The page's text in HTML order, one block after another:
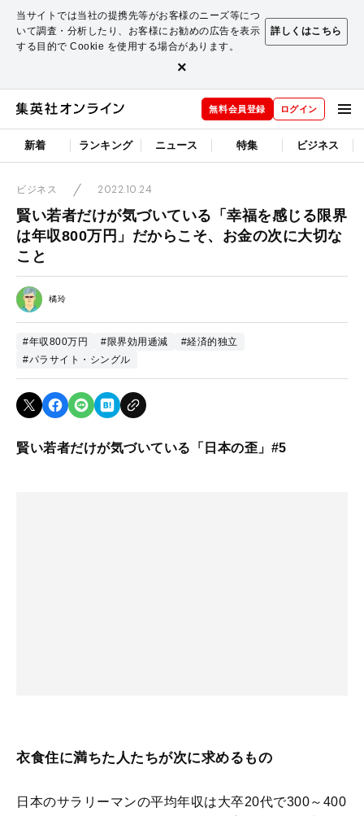
当サイトでは当社の提携先等がお客様のニーズ等につ
いて調査・分析したり、お客様にお勧めの広告を表示
する目的で Cookie を使用する場合があります。
詳しくはこちら
×
無料会員登録 ログイン
新着 ランキング ニュース 特集 ビジネス
ビジネス 2022.10.24
賢い若者だけが気づいている「幸福を感じる限界
は年収800万円」だからこそ、お金の次に大切な
こと
橘玲
#年収800万円 #限界効用逓減
#経済的独立
#パラサイト・シングル
賢い若者だけが気づいている「日本の歪」#5
衣食住に満ちた人たちが次に求めるもの
日本のサラリーマンの平均年収は大卒20代で300～400